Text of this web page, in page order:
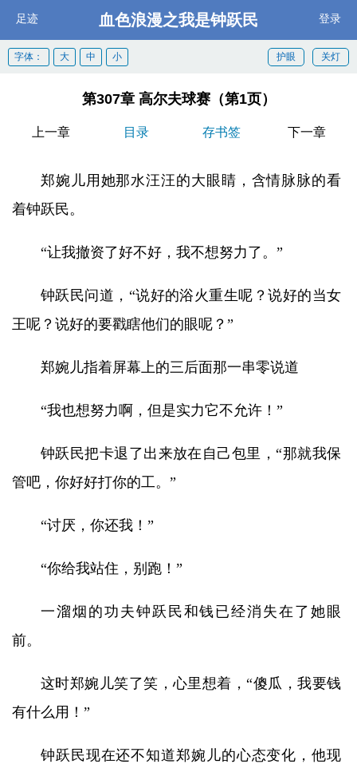
足迹 血色浪漫之我是钟跃民 登录
关灯
护眼
字体： 大 中 小
第307章 高尔夫球赛（第1页）
上一章 目录 存书签 下一章
郑婉儿用她那水汪汪的大眼睛，含情脉脉的看
着钟跃民。
“让我撤资了好不好，我不想努力了。”
钟跃民问道，“说好的浴火重生呢？说好的当女
王呢？说好的要戳瞎他们的眼呢？”
郑婉儿指着屏幕上的三后面那一串零说道
“我也想努力啊，但是实力它不允许！”
钟跃民把卡退了出来放在自己包里，“那就我保
管吧，你好好打你的工。”
“讨厌，你还我！”
“你给我站住，别跑！”
一溜烟的功夫钟跃民和钱已经消失在了她眼
前。
这时郑婉儿笑了笑，心里想着，“傻瓜，我要钱
有什么用！”
钟跃民现在还不知道郑婉儿的心态变化，他现